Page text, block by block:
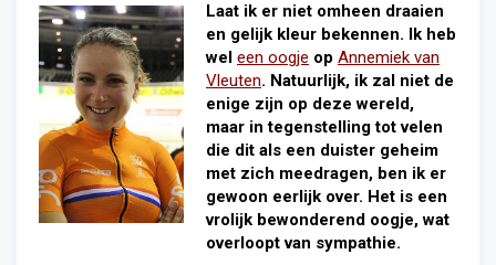
Laat ik er niet omheen draaien
en gelijk kleur bekennen. Ik heb
wel een oogje op Annemiek van
Vleuten. Natuurlijk, ik zal niet de
enige zijn op deze wereld,
maar in tegenstelling tot velen
die dit als een duister geheim
met zich meedragen, ben ik er
gewoon eerlijk over. Het is een
vrolijk bewonderend oogje, wat
overloopt van sympathie.